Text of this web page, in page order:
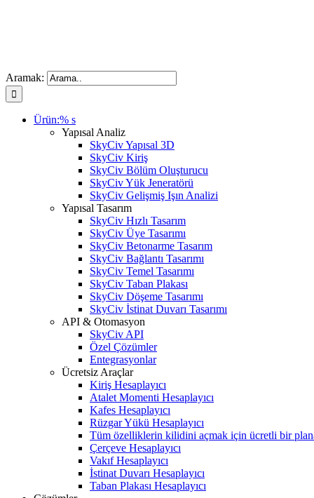
Aramak:
Ürün:% s
Yapısal Analiz
SkyCiv Yapısal 3D
SkyCiv Kiriş
SkyCiv Bölüm Oluşturucu
SkyCiv Yük Jeneratörü
SkyCiv Gelişmiş Işın Analizi
Yapısal Tasarım
SkyCiv Hızlı Tasarım
SkyCiv Üye Tasarımı
SkyCiv Betonarme Tasarım
SkyCiv Bağlantı Tasarımı
SkyCiv Temel Tasarımı
SkyCiv Taban Plakası
SkyCiv Döşeme Tasarımı
SkyCiv İstinat Duvarı Tasarımı
API & Otomasyon
SkyCiv API
Özel Çözümler
Entegrasyonlar
Ücretsiz Araçlar
Kiriş Hesaplayıcı
Atalet Momenti Hesaplayıcı
Kafes Hesaplayıcı
Rüzgar Yükü Hesaplayıcı
Tüm özelliklerin kilidini açmak için ücretli bir
Çerçeve Hesaplayıcı
Vakıf Hesaplayıcı
İstinat Duvarı Hesaplayıcı
Taban Plakası Hesaplayıcı